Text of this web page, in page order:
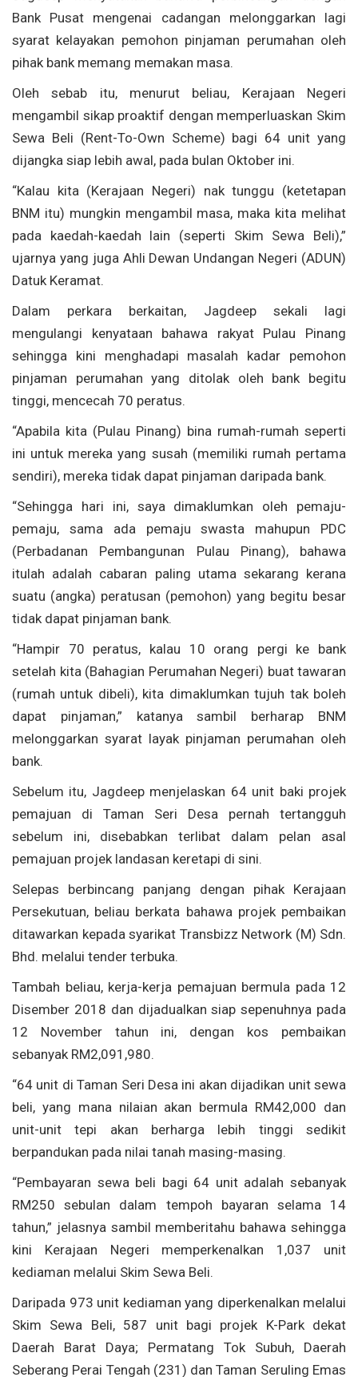
Bank Pusat mengenai cadangan melonggarkan lagi
syarat kelayakan pemohon pinjaman perumahan oleh
pihak bank memang memakan masa.
Oleh sebab itu, menurut beliau, Kerajaan Negeri
mengambil sikap proaktif dengan memperluaskan Skim
Sewa Beli (Rent-To-Own Scheme) bagi 64 unit yang
dijangka siap lebih awal, pada bulan Oktober ini.
“Kalau kita (Kerajaan Negeri) nak tunggu (ketetapan
BNM itu) mungkin mengambil masa, maka kita melihat
pada kaedah-kaedah lain (seperti Skim Sewa Beli),”
ujarnya yang juga Ahli Dewan Undangan Negeri (ADUN)
Datuk Keramat.
Dalam perkara berkaitan, Jagdeep sekali lagi
mengulangi kenyataan bahawa rakyat Pulau Pinang
sehingga kini menghadapi masalah kadar pemohon
pinjaman perumahan yang ditolak oleh bank begitu
tinggi, mencecah 70 peratus.
“Apabila kita (Pulau Pinang) bina rumah-rumah seperti
ini untuk mereka yang susah (memiliki rumah pertama
sendiri), mereka tidak dapat pinjaman daripada bank.
“Sehingga hari ini, saya dimaklumkan oleh pemaju-
pemaju, sama ada pemaju swasta mahupun PDC
(Perbadanan Pembangunan Pulau Pinang), bahawa
itulah adalah cabaran paling utama sekarang kerana
suatu (angka) peratusan (pemohon) yang begitu besar
tidak dapat pinjaman bank.
“Hampir 70 peratus, kalau 10 orang pergi ke bank
setelah kita (Bahagian Perumahan Negeri) buat tawaran
(rumah untuk dibeli), kita dimaklumkan tujuh tak boleh
dapat pinjaman,” katanya sambil berharap BNM
melonggarkan syarat layak pinjaman perumahan oleh
bank.
Sebelum itu, Jagdeep menjelaskan 64 unit baki projek
pemajuan di Taman Seri Desa pernah tertangguh
sebelum ini, disebabkan terlibat dalam pelan asal
pemajuan projek landasan keretapi di sini.
Selepas berbincang panjang dengan pihak Kerajaan
Persekutuan, beliau berkata bahawa projek pembaikan
ditawarkan kepada syarikat Transbizz Network (M) Sdn.
Bhd. melalui tender terbuka.
Tambah beliau, kerja-kerja pemajuan bermula pada 12
Disember 2018 dan dijadualkan siap sepenuhnya pada
12 November tahun ini, dengan kos pembaikan
sebanyak RM2,091,980.
“64 unit di Taman Seri Desa ini akan dijadikan unit sewa
beli, yang mana nilaian akan bermula RM42,000 dan
unit-unit tepi akan berharga lebih tinggi sedikit
berpandukan pada nilai tanah masing-masing.
“Pembayaran sewa beli bagi 64 unit adalah sebanyak
RM250 sebulan dalam tempoh bayaran selama 14
tahun,” jelasnya sambil memberitahu bahawa sehingga
kini Kerajaan Negeri memperkenalkan 1,037 unit
kediaman melalui Skim Sewa Beli.
Daripada 973 unit kediaman yang diperkenalkan melalui
Skim Sewa Beli, 587 unit bagi projek K-Park dekat
Daerah Barat Daya; Permatang Tok Subuh, Daerah
Seberang Perai Tengah (231) dan Taman Seruling Emas